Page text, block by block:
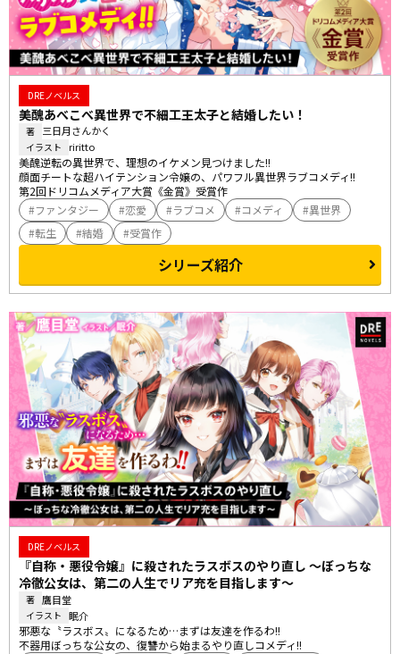
DREノベルス
美醜あべこべ異世界で不細工王太子と結婚したい！
著 三日月さんかく
イラスト riritto
美醜逆転の異世界で、理想のイケメン見つけました!!
顔面チートな超ハイテンション令嬢の、パワフル異世界ラブコメディ!!
第2回ドリコムメディア大賞《金賞》受賞作
ファンタジー
恋愛 ラブコメ コメディ
異世界
転生
結婚 受賞作
シリーズ紹介
DREノベルス
『自称・悪役令嬢』に殺されたラスボスのやり直し ～ぼっちな
冷徹公女は、第二の人生でリア充を目指します～
著 鷹目堂
イラスト 眠介
邪悪な〝ラスボス〟になるため…まずは友達を作るわ!!
不器用ぼっちな公女の、復讐から始まるやり直しコメディ!!